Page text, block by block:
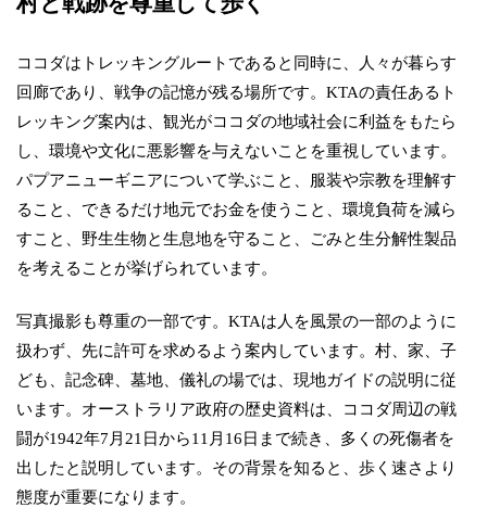
ココダはトレッキングルートであると同時に、人々が暮らす
回廊であり、戦争の記憶が残る場所です。KTAの責任あるト
レッキング案内は、観光がココダの地域社会に利益をもたら
し、環境や文化に悪影響を与えないことを重視しています。
パプアニューギニアについて学ぶこと、服装や宗教を理解す
ること、できるだけ地元でお金を使うこと、環境負荷を減ら
すこと、野生生物と生息地を守ること、ごみと生分解性製品
を考えることが挙げられています。
写真撮影も尊重の一部です。KTAは人を風景の一部のように
扱わず、先に許可を求めるよう案内しています。村、家、子
ども、記念碑、墓地、儀礼の場では、現地ガイドの説明に従
います。オーストラリア政府の歴史資料は、ココダ周辺の戦
闘が1942年7月21日から11月16日まで続き、多くの死傷者を
出したと説明しています。その背景を知ると、歩く速さより
態度が重要になります。